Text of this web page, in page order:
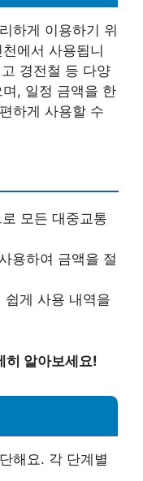
하게 이용하기 위
에서 사용됩니
경전철 등 다양
, 일정 금액을 한
하게 사용할 수
모든 대중교통
용하여 금액을 절
쉽게 사용 내역을
히 알아보세요!
해요. 각 단계별